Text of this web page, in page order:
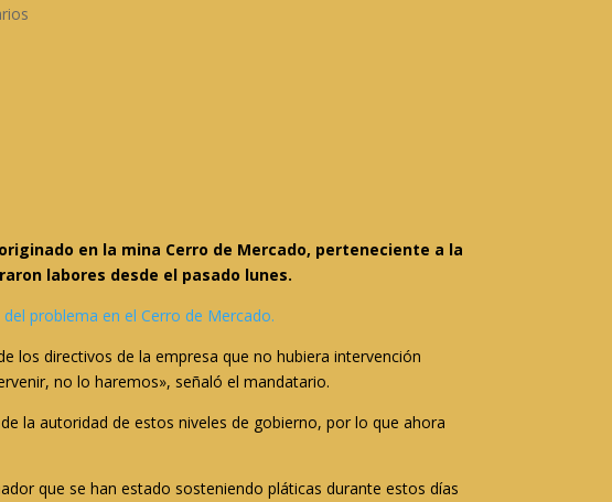
en la mina Cerro de Mercado, perteneciente a la
labores desde el pasado lunes.
problema en el Cerro de Mercado.
los directivos de la empresa que no hubiera intervención
no lo haremos», señaló el mandatario.
la autoridad de estos niveles de gobierno, por lo que ahora
que se han estado sosteniendo pláticas durante estos días